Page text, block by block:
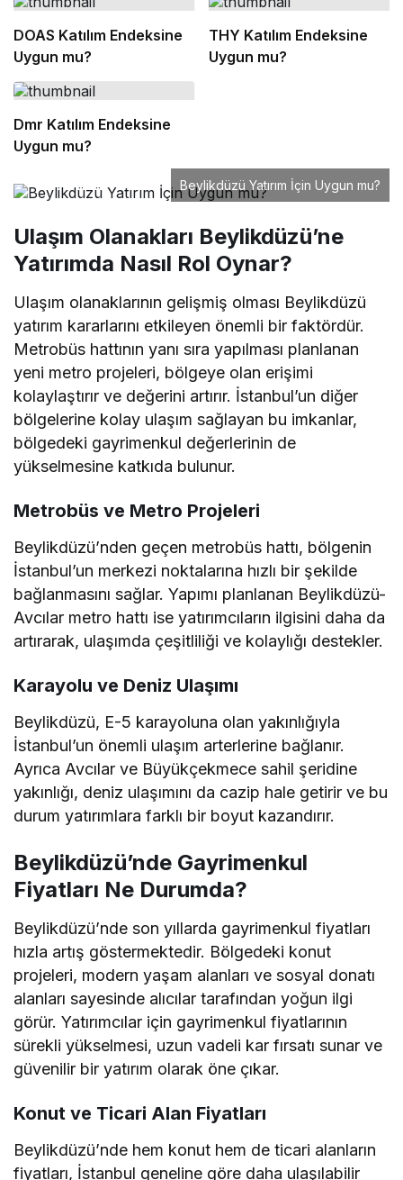
DOAS Katılım Endeksine
Uygun mu?
THY Katılım Endeksine
Uygun mu?
Dmr Katılım Endeksine
Uygun mu?
Beylikdüzü Yatırım İçin Uygun mu?
Ulaşım Olanakları Beylikdüzü’ne
Yatırımda Nasıl Rol Oynar?
Ulaşım olanaklarının gelişmiş olması Beylikdüzü
yatırım kararlarını etkileyen önemli bir faktördür.
Metrobüs hattının yanı sıra yapılması planlanan
yeni metro projeleri, bölgeye olan erişimi
kolaylaştırır ve değerini artırır. İstanbul’un diğer
bölgelerine kolay ulaşım sağlayan bu imkanlar,
bölgedeki gayrimenkul değerlerinin de
yükselmesine katkıda bulunur.
Metrobüs ve Metro Projeleri
Beylikdüzü’nden geçen metrobüs hattı, bölgenin
İstanbul’un merkezi noktalarına hızlı bir şekilde
bağlanmasını sağlar. Yapımı planlanan Beylikdüzü-
Avcılar metro hattı ise yatırımcıların ilgisini daha da
artırarak, ulaşımda çeşitliliği ve kolaylığı destekler.
Karayolu ve Deniz Ulaşımı
Beylikdüzü, E-5 karayoluna olan yakınlığıyla
İstanbul’un önemli ulaşım arterlerine bağlanır.
Ayrıca Avcılar ve Büyükçekmece sahil şeridine
yakınlığı, deniz ulaşımını da cazip hale getirir ve bu
durum yatırımlara farklı bir boyut kazandırır.
Beylikdüzü’nde Gayrimenkul
Fiyatları Ne Durumda?
Beylikdüzü’nde son yıllarda gayrimenkul fiyatları
hızla artış göstermektedir. Bölgedeki konut
projeleri, modern yaşam alanları ve sosyal donatı
alanları sayesinde alıcılar tarafından yoğun ilgi
görür. Yatırımcılar için gayrimenkul fiyatlarının
sürekli yükselmesi, uzun vadeli kar fırsatı sunar ve
güvenilir bir yatırım olarak öne çıkar.
Konut ve Ticari Alan Fiyatları
Beylikdüzü’nde hem konut hem de ticari alanların
fiyatları, İstanbul geneline göre daha ulaşılabilir